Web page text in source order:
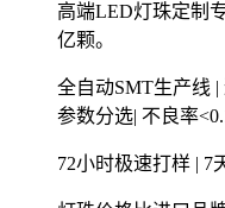
高端LED灯珠定制
亿颗。
全自动SMT生产线
参数分选| 不良率
72小时极速打样 | 7